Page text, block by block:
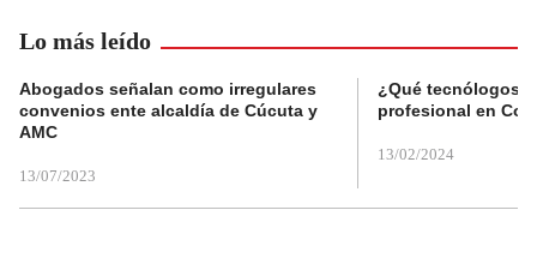
Lo más leído
Abogados señalan como irregulares
convenios ente alcaldía de Cúcuta y
AMC
13/07/2023
¿Qué tecnólogos
profesional en
13/02/2024